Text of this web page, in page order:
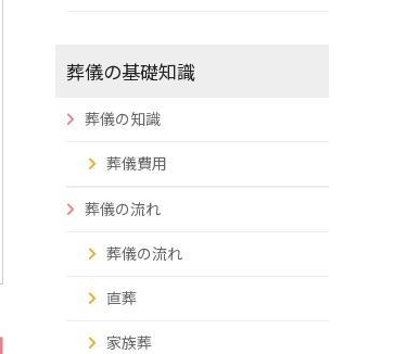
葬儀の基礎知識
葬儀の知識
葬儀費用
葬儀の流れ
葬儀の流れ
直葬
家族葬